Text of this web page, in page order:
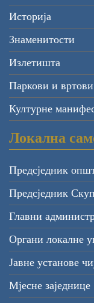
Историја
Знаменитости
Излетишта
Паркови и вртови
Културне
Локална
Предсједник
Предсједник
Главни
Органи локалне
Јавне установе
Мјесне заједнице